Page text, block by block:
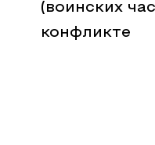
(воинских
конфликте